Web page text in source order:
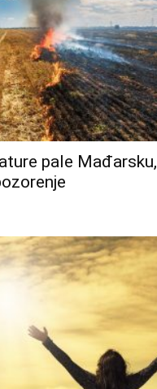
pale